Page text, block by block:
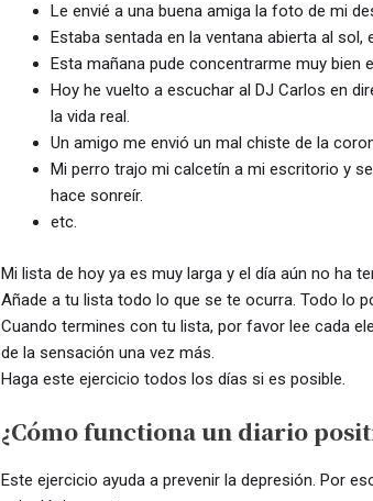
Le envié a una buena amiga la foto de mi
Estaba sentada en la ventana abierta al sol,
Esta mañana pude concentrarme muy
Hoy he vuelto a escuchar al DJ Carlos en
la vida real.
Un amigo me envió un mal chiste de la
Mi perro trajo mi calcetín a mi escritorio y
hace sonreír.
etc.
Mi lista de hoy ya es muy larga y el día aún no ha
Añade a tu lista todo lo que se te ocurra. Todo lo
Cuando termines con tu lista, por favor lee cada
de la sensación una vez más.
Haga este ejercicio todos los días si es posible.
¿Cómo functiona un diario
Este ejercicio ayuda a prevenir la depresión. Por